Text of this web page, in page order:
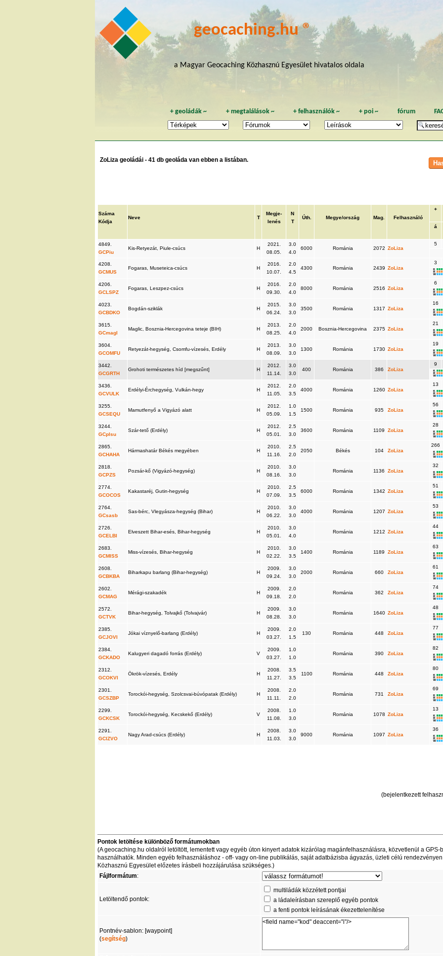
geocaching.hu ®
a Magyar Geocaching Közhasznú Egyesület hivatalos oldala
+geoládák ~ + megtalálások~ +felhasználók ~ + poi~ fórum
ZoLiza geoládái - 41 db geoláda van ebben a listában.
Száma
Kódja
Neve T
Megje-
lenés
N
T
Úth. Megye/ország Mag. Felhasználó
+
á
4849.
GCPiu
Kis-Retyezát, Piule-csúcs H
2021.
08.05.
3.0
4.0
6000 Románia 2072 ZoLiza
5
4208.
GCMUS
Fogaras, Museteica-csúcs H
2016.
10.07.
2.0
4.5
4300 Románia 2439 ZoLiza
3
K
R
W
4206.
GCLSPZ
Fogaras, Leszpez-csúcs H
2016.
09.30.
2.0
4.0
8000 Románia 2516 ZoLiza
6
K
R
W
4023.
GCBDKO
Bogdán-sziklák H
2015.
06.24.
3.0
3.0
3500 Románia 1317 ZoLiza
16
K
R
W
3615.
GCmagl
Maglic, Bosznia-Hercegovina teteje (BIH) H
2013.
08.25.
2.0
4.0
2000 Bosznia-Hercegovina 2375 ZoLiza
21
K
R
W
3604.
GCOMFU
Retyezát-hegység, Csomfu-vízesés, Erdély H
2013.
08.09.
3.0
3.0
1300 Románia 1730 ZoLiza
19
K
R
W
3442.
GCGRTH
Grohoti természetes híd [megszűnt] H
2012.
11.14.
3.0
3.0
400 Románia 386 ZoLiza
9
K
R
W
3436.
GCVULK
Erdélyi-Érchegység, Vulkán-hegy H
2012.
11.05.
2.0
3.5
4000 Románia 1260 ZoLiza
13
K
R
W
3255.
GCSEQU
Mamutfenyő a Vigyázó alatt H
2012.
05.09.
1.0
1.5
1500 Románia 935 ZoLiza
56
K
R
W
3244.
GCplsu
Szár-tető (Erdély) H
2012.
05.01.
2.5
3.0
3600 Románia 1109 ZoLiza
28
K
R
W
2865.
GCHAHA
Hármashatár Békés megyében H
2010.
11.16.
2.5
2.0
2050 Békés 104 ZoLiza
266
K
R
W
2818.
GCPZS
Pozsár-kő (Vigyázó-hegység) H
2010.
08.16.
3.0
3.0
Románia 1136 ZoLiza
32
K
R
W
2774.
GCOCOS
Kakastaréj, Gutin-hegység H
2010.
07.09.
2.5
3.5
6000 Románia 1342 ZoLiza
51
K
R
W
2764.
GCsasb
Sas-bérc, Vlegyásza-hegység (Bihar) H
2010.
06.22.
3.0
3.0
4000 Románia 1207 ZoLiza
53
K
R
W
2726.
GCELBI
Elveszett Bihar-esés, Bihar-hegység H
2010.
05.01.
3.0
4.0
Románia 1212 ZoLiza
44
K
R
W
2683.
GCMISS
Miss-vízesés, Bihar-hegység H
2010.
02.22.
3.0
3.5
1400 Románia 1189 ZoLiza
63
K
R
W
2608.
GCBKBA
Biharkapu barlang (Bihar-hegység) H
2009.
09.24.
3.0
3.0
2000 Románia 660 ZoLiza
61
K
R
W
2602.
GCMAG
Mérági-szakadék H
2009.
09.18.
2.0
2.0
Románia 362 ZoLiza
74
K
R
W
2572.
GCTVK
Bihar-hegység, Tolvajkő (Tolvajvár) H
2009.
08.28.
3.0
3.0
Románia 1640 ZoLiza
48
K
R
W
2385.
GCJOVI
Jókai víznyelő-barlang (Erdély) H
2009.
03.27.
2.0
1.5
130 Románia 448 ZoLiza
77
K
R
W
2384.
GCKADO
Kalugyeri dagadó forrás (Erdély) V
2009.
03.27.
1.0
1.0
Románia 390 ZoLiza
82
K
R
W
2312.
GCOKVI
Ökrök-vízesés, Erdély H
2008.
11.27.
3.5
3.5
1100 Románia 448 ZoLiza
80
K
R
W
2301.
GCSZBP
Torockói-hegység, Szolcsvai-búvópatak (Erdély) H
2008.
11.11.
2.0
2.0
Románia 731 ZoLiza
69
K
R
W
2299.
GCKCSK
Torockói-hegység, Kecskekő (Erdély) V
2008.
11.08.
1.0
3.0
Románia 1078 ZoLiza
13
K
R
W
2291.
GCIZVO
Nagy Arad-csúcs (Erdély) H
2008.
11.03.
3.0
3.0
9000 Románia 1097 ZoLiza
36
K
R
W
(bejelentkezett
Pontok letöltése különböző formátumokban
(A geocaching.hu oldalról letöltött, lementett vagy egyéb úton kinyert adatok kizárólag magánfelhasználásra, közvetlenül a
használhatók. Minden egyéb felhasználáshoz - off- vagy on-line publikálás, saját adatbázisba ágyazás, üzleti célú
Közhasznú Egyesület előzetes írásbeli hozzájárulása szükséges.)
Fájlformátum:
Letöltendő pontok:
multiládák közzétett pontjai
a ládaleírásban szereplő egyéb pontok
a fenti pontok leírásának ékezettelenítése
Pontnév-sablon: [waypoint]
(segítség)